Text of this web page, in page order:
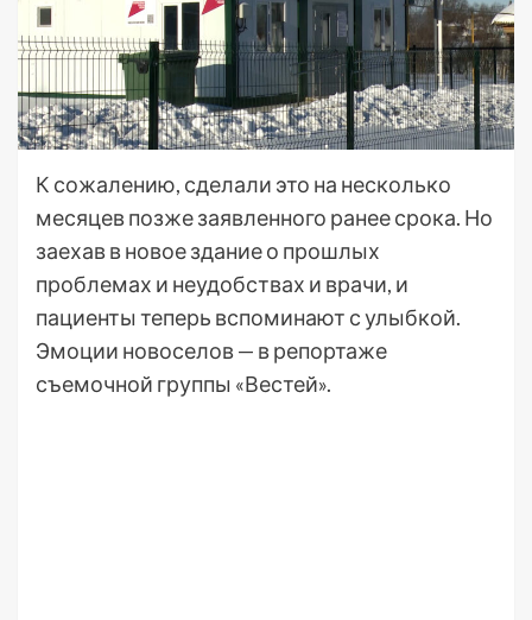
К сожалению, сделали это на несколько
месяцев позже заявленного ранее срока. Но
заехав в новое здание о прошлых
проблемах и неудобствах и врачи, и
пациенты теперь вспоминают с улыбкой.
Эмоции новоселов — в репортаже
съемочной группы «Вестей».